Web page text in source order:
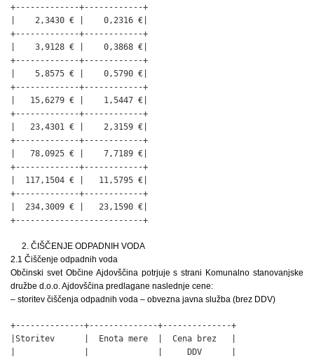
+-------------+------------+
|    2,3430 € |    0,2316 €|
+-------------+------------+
|    3,9128 € |    0,3868 €|
+-------------+------------+
|    5,8575 € |    0,5790 €|
+-------------+------------+
|   15,6279 € |    1,5447 €|
+-------------+------------+
|   23,4301 € |    2,3159 €|
+-------------+------------+
|   78,0925 € |    7,7189 €|
+-------------+------------+
|  117,1504 € |   11,5795 €|
+-------------+------------+
|  234,3009 € |   23,1590 €|
+--------------------------+
2. ČIŠČENJE ODPADNIH VODA
2.1 Čiščenje odpadnih voda
Občinski svet Občine Ajdovščina potrjuje s strani Komunalno stanovanjske
družbe d.o.o. Ajdovščina predlagane naslednje cene:
– storitev čiščenja odpadnih voda – obvezna javna služba (brez DDV)
+--------------+--------------+--------------+
|Storitev      |  Enota mere  |  Cena brez   |
|              |              |     DDV      |